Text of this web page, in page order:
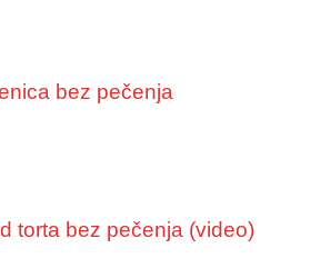
bez pečenja
torta bez pečenja (video)